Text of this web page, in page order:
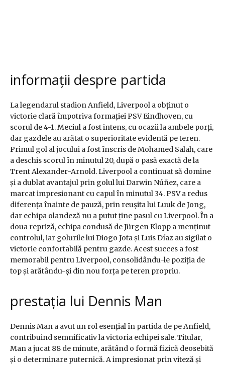
informații despre partida
La legendarul stadion Anfield, Liverpool a obținut o
victorie clară împotriva formației PSV Eindhoven, cu
scorul de 4-1. Meciul a fost intens, cu ocazii la ambele porți,
dar gazdele au arătat o superioritate evidentă pe teren.
Primul gol al jocului a fost înscris de Mohamed Salah, care
a deschis scorul în minutul 20, după o pasă exactă de la
Trent Alexander-Arnold. Liverpool a continuat să domine
și a dublat avantajul prin golul lui Darwin Núñez, care a
marcat impresionant cu capul în minutul 34. PSV a redus
diferența înainte de pauză, prin reușita lui Luuk de Jong,
dar echipa olandeză nu a putut ține pasul cu Liverpool. În a
doua repriză, echipa condusă de Jürgen Klopp a menținut
controlul, iar golurile lui Diogo Jota și Luis Díaz au sigilat o
victorie confortabilă pentru gazde. Acest succes a fost
memorabil pentru Liverpool, consolidându-le poziția de
top și arătându-și din nou forța pe teren propriu.
prestația lui Dennis Man
Dennis Man a avut un rol esențial în partida de pe Anfield,
contribuind semnificativ la victoria echipei sale. Titular,
Man a jucat 88 de minute, arătând o formă fizică deosebită
și o determinare puternică. A impresionat prin viteză și